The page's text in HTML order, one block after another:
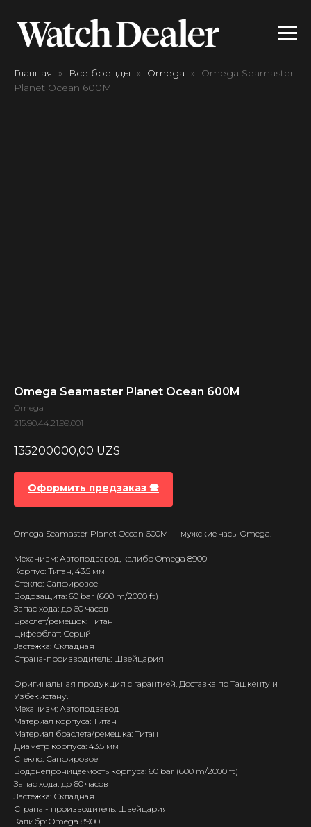
Главная Все бренды Omega
Omega Seamaster
Planet Ocean 600M
Omega Seamaster Planet Ocean 600M
Omega
215.90.44.21.99.001
135200000,00 UZS
Оформить предзаказ 🕿
Omega Seamaster Planet Ocean 600M — мужские часы Omega.
Механизм: Автоподзавод, калибр Omega 8900
Корпус: Титан, 43.5 мм
Стекло: Сапфировое
Водозащита: 60 bar (600 m/2000 ft)
Запас хода: до 60 часов
Браслет/ремешок: Титан
Циферблат: Серый
Застёжка: Складная
Страна-производитель: Швейцария
Оригинальная продукция с гарантией. Доставка по Ташкенту и
Узбекистану.
Механизм: Автоподзавод
Материал корпуса: Титан
Материал браслета/ремешка: Титан
Диаметр корпуса: 43.5 мм
Стекло: Сапфировое
Водонепроницаемость корпуса: 60 bar (600 m/2000 ft)
Запас хода: до 60 часов
Застёжка: Складная
Страна - производитель: Швейцария
Калибр: Omega 8900